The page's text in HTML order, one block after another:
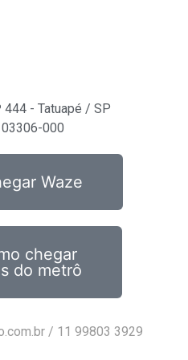
444 - Tatuapé / SP
03306-000
Waze
chegar
do metrô
/ 11 99803 3929